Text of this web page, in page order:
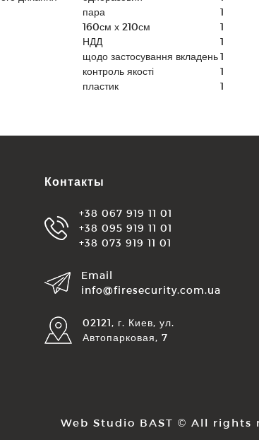
пара
1
160см х 210см
1
НДД
1
щодо застосування вкладень1
контроль якості
1
пластик 1
Контакты
+38 067 919 11 01
+38 095 919 11 01
+38 073 919 11 01
Email
info@firesecurity.com.ua
02121, г. Киев, ул.
Автопарковая, 7
Web Studio BAST © All rights